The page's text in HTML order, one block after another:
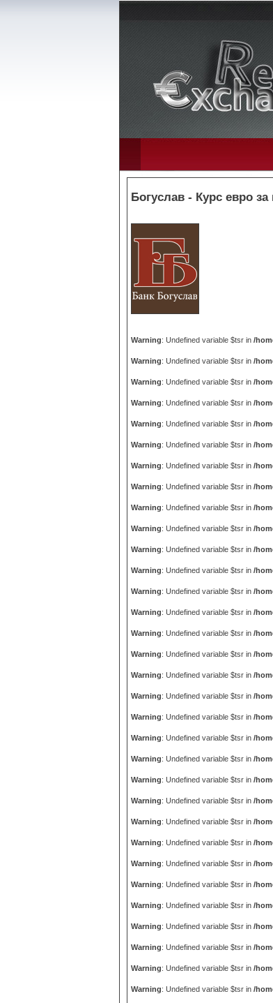
Богуслав - Курс евро за
Warning: Undefined variable $tsr in /
Warning: Undefined variable $tsr in /
Warning: Undefined variable $tsr in /
Warning: Undefined variable $tsr in /
Warning: Undefined variable $tsr in /
Warning: Undefined variable $tsr in /
Warning: Undefined variable $tsr in /
Warning: Undefined variable $tsr in /
Warning: Undefined variable $tsr in /
Warning: Undefined variable $tsr in /
Warning: Undefined variable $tsr in /
Warning: Undefined variable $tsr in /
Warning: Undefined variable $tsr in /
Warning: Undefined variable $tsr in /
Warning: Undefined variable $tsr in /
Warning: Undefined variable $tsr in /
Warning: Undefined variable $tsr in /
Warning: Undefined variable $tsr in /
Warning: Undefined variable $tsr in /
Warning: Undefined variable $tsr in /
Warning: Undefined variable $tsr in /
Warning: Undefined variable $tsr in /
Warning: Undefined variable $tsr in /
Warning: Undefined variable $tsr in /
Warning: Undefined variable $tsr in /
Warning: Undefined variable $tsr in /
Warning: Undefined variable $tsr in /
Warning: Undefined variable $tsr in /
Warning: Undefined variable $tsr in /
Warning: Undefined variable $tsr in /
Warning: Undefined variable $tsr in /
Warning: Undefined variable $tsr in /